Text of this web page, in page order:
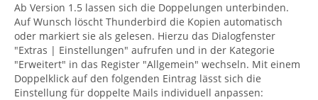
Ab Version 1.5 lassen sich die Doppelungen unterbinden.
Auf Wunsch löscht Thunderbird die Kopien automatisch
oder markiert sie als gelesen. Hierzu das Dialogfenster
"Extras | Einstellungen" aufrufen und in der Kategorie
"Erweitert" in das Register "Allgemein" wechseln. Mit einem
Doppelklick auf den folgenden Eintrag lässt sich die
Einstellung für doppelte Mails individuell anpassen: